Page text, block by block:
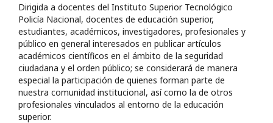
Dirigida a docentes del Instituto Superior Tecnológico
Policía Nacional, docentes de educación superior,
estudiantes, académicos, investigadores, profesionales y
público en general interesados en publicar artículos
académicos científicos en el ámbito de la seguridad
ciudadana y el orden público; se considerará de manera
especial la participación de quienes forman parte de
nuestra comunidad institucional, así como la de otros
profesionales vinculados al entorno de la educación
superior.